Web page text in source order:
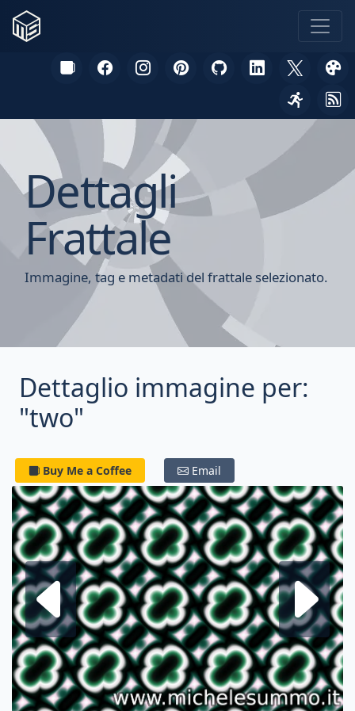
Dettagli
Frattale
Immagine, tag e metadati del frattale selezionato.
Dettaglio immagine per:
"two"
Buy Me a Coffee Email
Frattale